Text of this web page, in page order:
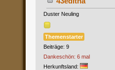
Duster Neuling
Themenstarter
Beiträge: 9
Dankeschön: 6 mal
Herkunftsland: